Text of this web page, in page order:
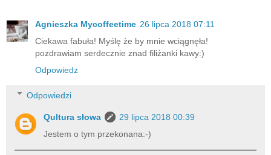
Agnieszka Mycoffeetime 26 lipca 2018 07:11
Ciekawa fabuła! Myślę że by mnie wciągnęła!
pozdrawiam serdecznie znad filiżanki kawy:)
Odpowiedz
Odpowiedzi
Qultura słowa
29 lipca 2018 00:39
Jestem o tym przekonana:-)